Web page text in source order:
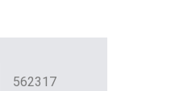
562317